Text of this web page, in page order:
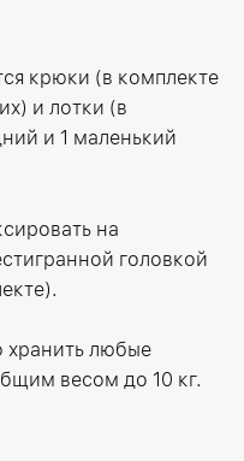
крюки (в комплекте
и лотки (в
и 1 маленький
на
головкой
хранить любые
весом до 10 кг.